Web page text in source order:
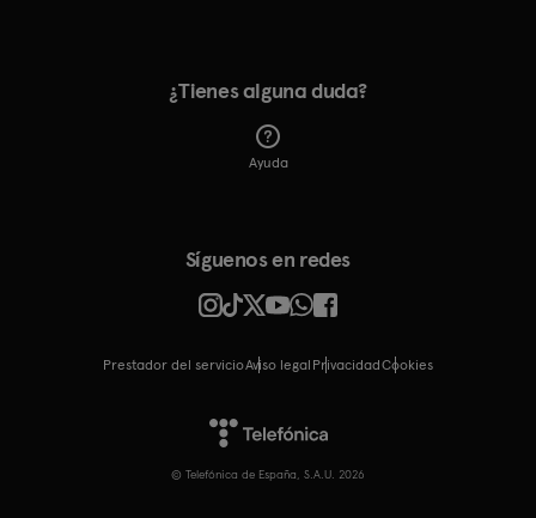
¿Tienes alguna duda?
Ayuda
© Telefónica de España, S.A.U. 2026
Prestador del servicioAviso legal Privacidad cookies
Síguenos en redes